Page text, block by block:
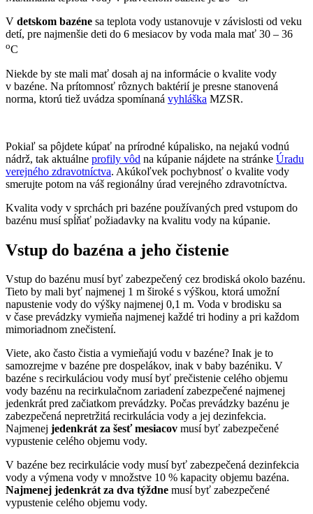
V detskom bazéne sa teplota vody ustanovuje v závislosti od veku
detí, pre najmenšie deti do 6 mesiacov by voda mala mať 30 – 36
oC
Niekde by ste mali mať dosah aj na informácie o kvalite vody
v bazéne. Na prítomnosť rôznych baktérií je presne stanovená
norma, ktorú tiež uvádza spomínaná vyhláška MZSR.
Pokiaľ sa pôjdete kúpať na prírodné kúpalisko, na nejakú vodnú
nádrž, tak aktuálne profily vôd na kúpanie nájdete na stránke Úradu
verejného zdravotníctva. Akúkoľvek pochybnosť o kvalite vody
smerujte potom na váš regionálny úrad verejného zdravotníctva.
Kvalita vody v sprchách pri bazéne používaných pred vstupom do
bazénu musí spĺňať požiadavky na kvalitu vody na kúpanie.
Vstup do bazéna a jeho čistenie
Vstup do bazénu musí byť zabezpečený cez brodiská okolo bazénu.
Tieto by mali byť najmenej 1 m široké s výškou, ktorá umožní
napustenie vody do výšky najmenej 0,1 m. Voda v brodisku sa
v čase prevádzky vymieňa najmenej každé tri hodiny a pri každom
mimoriadnom znečistení.
Viete, ako často čistia a vymieňajú vodu v bazéne? Inak je to
samozrejme v bazéne pre dospelákov, inak v baby bazéniku. V
bazéne s recirkuláciou vody musí byť prečistenie celého objemu
vody bazénu na recirkulačnom zariadení zabezpečené najmenej
jedenkrát pred začiatkom prevádzky. Počas prevádzky bazénu je
zabezpečená nepretržitá recirkulácia vody a jej dezinfekcia.
Najmenej jedenkrát za šesť mesiacov musí byť zabezpečené
vypustenie celého objemu vody.
V bazéne bez recirkulácie vody musí byť zabezpečená dezinfekcia
vody a výmena vody v množstve 10 % kapacity objemu bazéna.
Najmenej jedenkrát za dva týždne musí byť zabezpečené
vypustenie celého objemu vody.